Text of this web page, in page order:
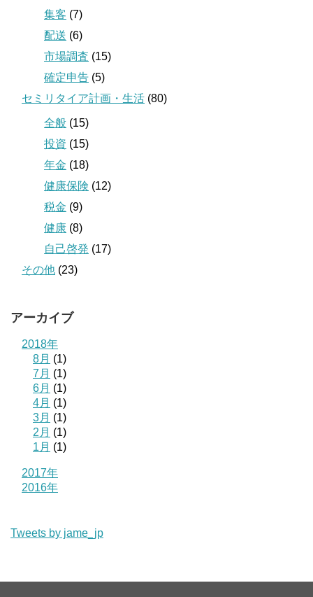
集客 (7)
配送 (6)
市場調査 (15)
確定申告 (5)
セミリタイア計画・生活 (80)
全般 (15)
投資 (15)
年金 (18)
健康保険 (12)
税金 (9)
健康 (8)
自己啓発 (17)
その他 (23)
アーカイブ
2018年
8月 (1)
7月 (1)
6月 (1)
4月 (1)
3月 (1)
2月 (1)
1月 (1)
2017年
2016年
Tweets by jame_jp